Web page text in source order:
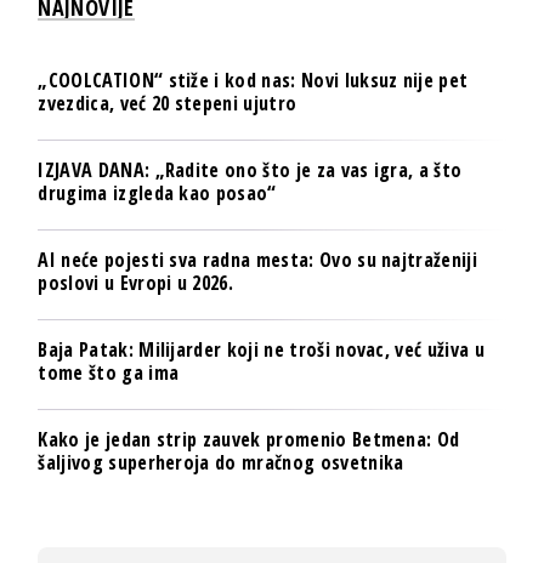
NAJNOVIJE
„COOLCATION“ stiže i kod nas: Novi luksuz nije pet
zvezdica, već 20 stepeni ujutro
IZJAVA DANA: „Radite ono što je za vas igra, a što
drugima izgleda kao posao“
AI neće pojesti sva radna mesta: Ovo su najtraženiji
poslovi u Evropi u 2026.
Baja Patak: Milijarder koji ne troši novac, već uživa u
tome što ga ima
Kako je jedan strip zauvek promenio Betmena: Od
šaljivog superheroja do mračnog osvetnika